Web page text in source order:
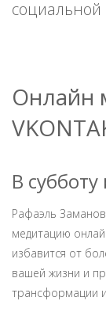
социальной
Онлайн
В
Рафаэль
медитацию
избавится от
вашей жизни и
трансформации